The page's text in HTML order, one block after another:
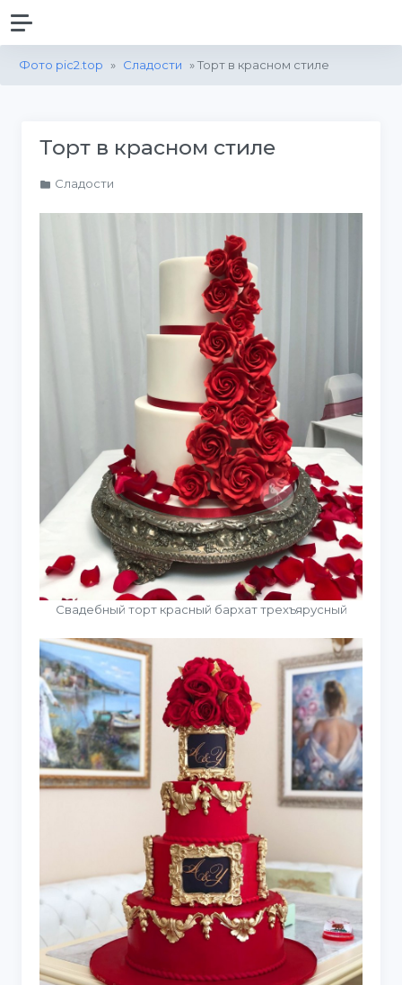
Фото pic2.top » Сладости » Торт в красном стиле
Торт в красном стиле
Сладости
Свадебный торт красный бархат трехъярусный